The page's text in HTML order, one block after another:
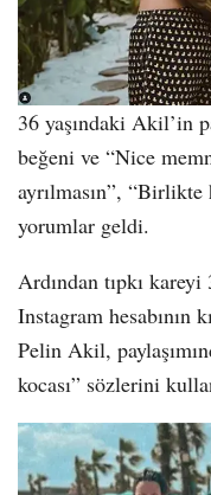
36 yaşındaki Akil’in
beğeni ve “Nice
ayrılmasın”,
yorumlar geldi.
Ardından tıpkı
Instagram hesabının
Pelin Akil,
kocası” sözlerini